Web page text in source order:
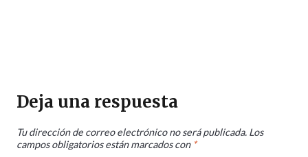
Deja una respuesta
Tu dirección de correo electrónico no será publicada. Los
campos obligatorios están marcados con *